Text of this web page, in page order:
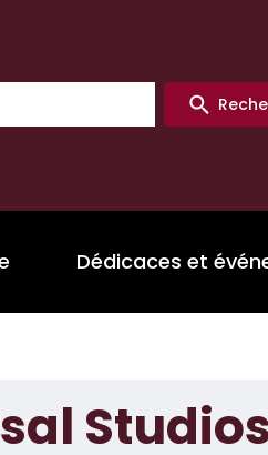
Dédicaces et
Studios